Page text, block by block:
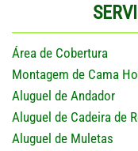
Área de Cobertura
Montagem de Cama
Aluguel de Andador
Aluguel de Cadeira de
Aluguel de Muletas